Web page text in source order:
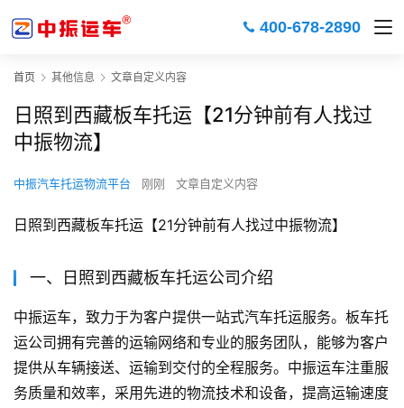
400-678-2890
首页 其他信息 文章自定义内容
日照到西藏板车托运【21分钟前有人找过
中振物流】
中振汽车托运物流平台 刚刚 文章自定义内容
日照到西藏板车托运【21分钟前有人找过中振物流】
一、日照到西藏板车托运公司介绍
中振运车，致力于为客户提供一站式汽车托运服务。板车托
运公司拥有完善的运输网络和专业的服务团队，能够为客户
提供从车辆接送、运输到交付的全程服务。中振运车注重服
务质量和效率，采用先进的物流技术和设备，提高运输速度